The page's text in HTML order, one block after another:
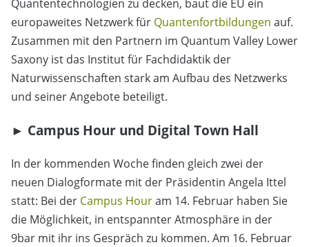
Quantentechnologien zu decken, baut die EU ein
europaweites Netzwerk für Quantenfortbildungen auf.
Zusammen mit den Partnern im Quantum Valley Lower
Saxony ist das Institut für Fachdidaktik der
Naturwissenschaften stark am Aufbau des Netzwerks
und seiner Angebote beteiligt.
► Campus Hour und Digital Town Hall
In der kommenden Woche finden gleich zwei der
neuen Dialogformate mit der Präsidentin Angela Ittel
statt: Bei der Campus Houram 14. Februar haben Sie
die Möglichkeit, in entspannter Atmosphäre in der
9bar mit ihr ins Gespräch zu kommen. Am 16. Februar